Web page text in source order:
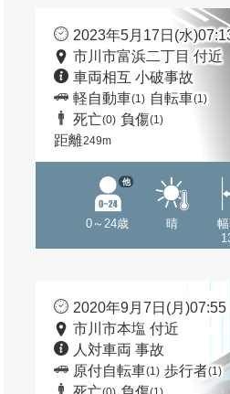
2023年5月17日(水
市川市富浜二丁目 付近
車両相互 小破事故
軽自動車(1) 自転車(1)
死亡(0) 負傷(1)
距離249m
0～24歳
他
晴
2020年9月7日(月)07:55
市川市本塩 付近
人対車両 事故
原付自転車(1) 歩行者(1)